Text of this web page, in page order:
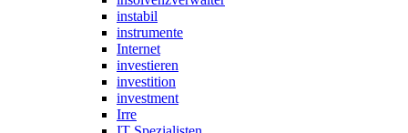
instabil
instrumente
Internet
investieren
investition
investment
Irre